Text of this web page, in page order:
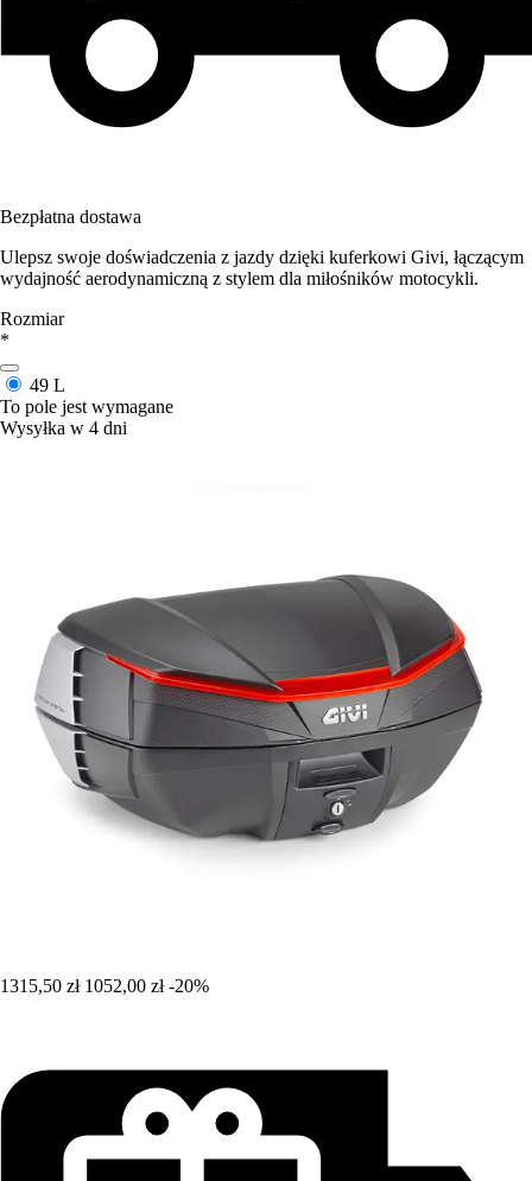
Bezpłatna dostawa
Ulepsz swoje doświadczenia z jazdy dzięki kuferkowi Givi, łączącym
wydajność aerodynamiczną z stylem dla miłośników motocykli.
Rozmiar
*
49 L
To pole jest wymagane
Wysyłka w 4 dni
1315,50 zł 1052,00 zł -20%